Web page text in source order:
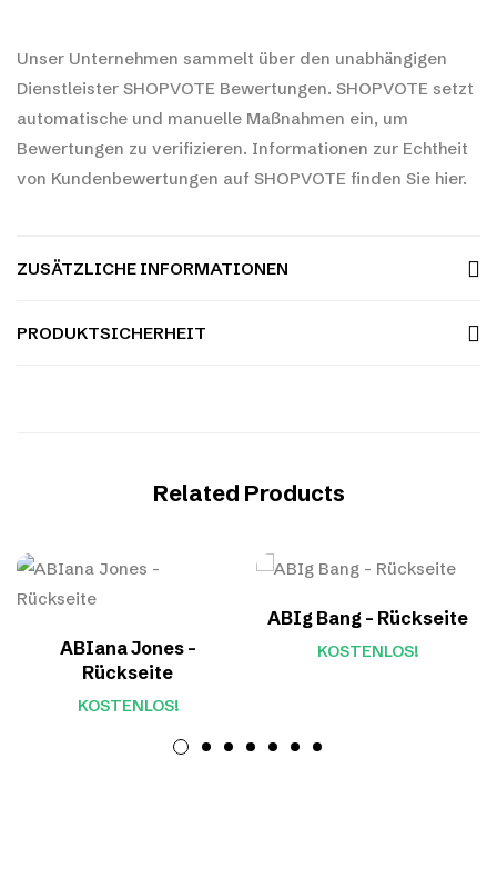
Unser Unternehmen sammelt über den unabhängigen
Dienstleister SHOPVOTE Bewertungen. SHOPVOTE setzt
automatische und manuelle Maßnahmen ein, um
Bewertungen zu verifizieren. Informationen zur Echtheit
von Kundenbewertungen auf SHOPVOTE finden Sie hier.
ZUSÄTZLICHE INFORMATIONEN
PRODUKTSICHERHEIT
Related Products
ABIana Jones –
Rückseite
KOSTENLOS!
ABIg Bang – Rückseite
KOSTENLOS!